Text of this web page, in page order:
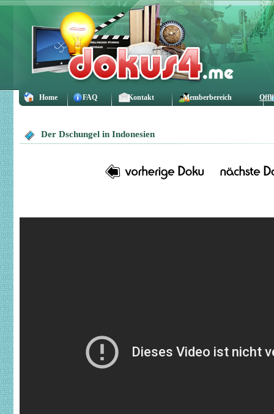
Home FAQ Kontakt Memberbereich
Der Dschungel in Indonesien